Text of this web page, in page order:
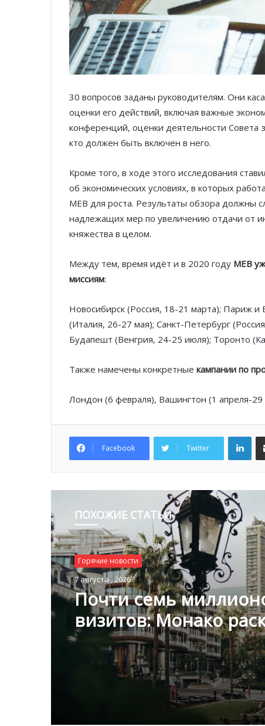
30 вопросов заданы руководителям. Они
оценки его действий, включая важные
конференций, оценки деятельности Совета
кто должен быть включен в него.
Кроме того, в ходе этого исследования
об экономических условиях, в которых
MEB для роста. Результаты обзора должны
надлежащих мер по увеличению отдачи от
княжества в целом.
Между тем, время идёт и в 2020 году MEB
миссиям:
Новосибирск (Россия, 18-21 марта); Париж
(Италия, 26-27 мая); Санкт-Петербург
Будапешт (Венгрия, 24-25 июля); Торонто
Также намечены конкретные кампании по
Лондон (6 февраля), Вашингтон (1 апреля-
Facebook Twitter
ПОХОЖИЕ СТАТЬИ
Горячие новости
7 августа , 2026
Почти семь
визитов: Монако
туристическую